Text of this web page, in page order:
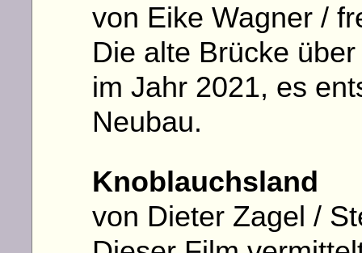
von Eike Wagner /
Die alte Brücke
im Jahr 2021, es
Neubau.
Knoblauchsland
von Dieter Zagel /